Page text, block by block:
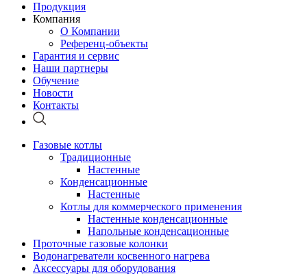
Продукция
Компания
О Компании
Референц-объекты
Гарантия и сервис
Наши партнеры
Обучение
Новости
Контакты
Газовые котлы
Традиционные
Настенные
Конденсационные
Настенные
Котлы для коммерческого применения
Настенные конденсационные
Напольные конденсационные
Проточные газовые колонки
Водонагреватели косвенного нагрева
Аксессуары для оборудования